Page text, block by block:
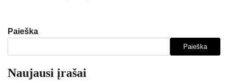
Paieška
Paieška
Naujausi įrašai